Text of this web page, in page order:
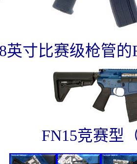
英寸比赛级枪管的
FN15竞赛型